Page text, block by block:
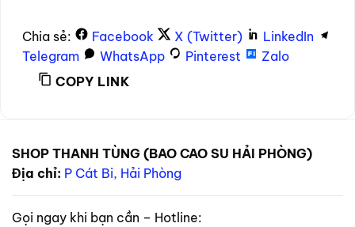
Chia sẻ: Facebook X (Twitter)
LinkedIn
Telegram
WhatsApp Pinterest
Zalo
COPY LINK
SHOP THANH TÙNG (BAO CAO SU HẢI PHÒNG)
Địa chỉ: P Cát Bi, Hải Phòng
Gọi ngay khi bạn cần – Hotline: